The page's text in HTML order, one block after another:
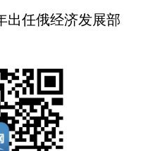
任俄经济发展部